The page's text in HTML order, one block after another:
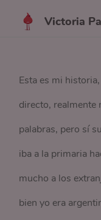
Victoria
Esta es mi
directo, realmente
palabras, pero sí
iba a la primaria
mucho a los
bien yo era